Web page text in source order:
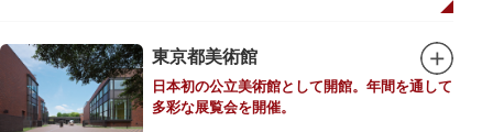
東京都美術館
日本初の公立美術館として開館。年間を通して
多彩な展覧会を開催。